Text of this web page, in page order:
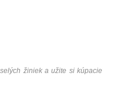
žiniek a užite si kúpacie